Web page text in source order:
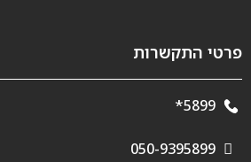
פרטי התקשרות
5899*
050-9395899